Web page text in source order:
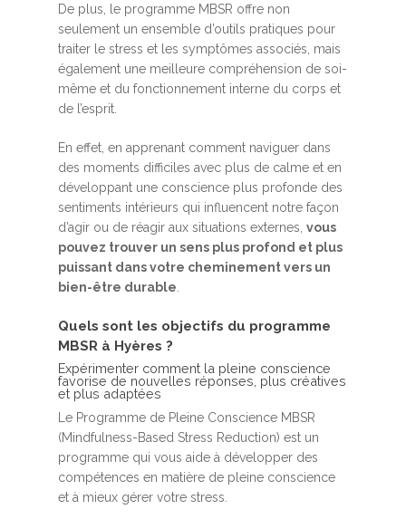
De plus, le programme MBSR offre non
seulement un ensemble d’outils pratiques pour
traiter le stress et les symptômes associés, mais
également une meilleure compréhension de soi-
même et du fonctionnement interne du corps et
de l’esprit.
En effet, en apprenant comment naviguer dans
des moments difficiles avec plus de calme et en
développant une conscience plus profonde des
sentiments intérieurs qui influencent notre façon
d’agir ou de réagir aux situations externes, vous
pouvez trouver un sens plus profond et plus
puissant dans votre cheminement vers un
bien-être durable
Quels sont les objectifs du programme
MBSR à Hyères ?
Expérimenter comment la pleine conscience
favorise de nouvelles réponses, plus créatives
et plus adaptées
Le Programme de Pleine Conscience MBSR
(Mindfulness-Based Stress Reduction) est un
programme qui vous aide à développer des
compétences en matière de pleine conscience
et à mieux gérer votre stress.